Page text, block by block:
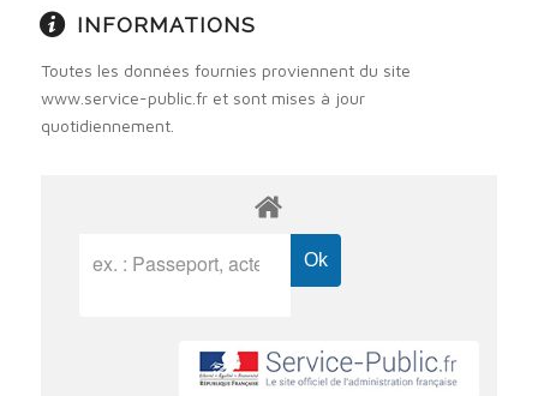
INFORMATIONS
Toutes les données fournies proviennent du site
www.service-public.fr et sont mises à jour
quotidiennement.